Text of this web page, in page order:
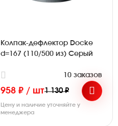
Колпак-дефлектор Docke
d=167 (110/500 из) Серый
10 заказов
958 ₽ / шт1 130 ₽
Цену и наличие уточняйте у
менеджера